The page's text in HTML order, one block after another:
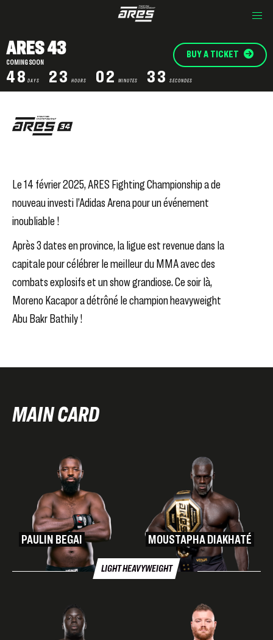
ARES 43
COMING SOON
48 DAYS 23 HOURS 02 MINUTES 33 SECONDES
BUY A TICKET
Le 14 février 2025, ARES Fighting Championship a de
nouveau investi l’Adidas Arena pour un événement
inoubliable !
Après 3 dates en province, la ligue est revenue dans la
capitale pour célébrer le meilleur du MMA avec des
combats explosifs et un show grandiose. Ce soir là,
Moreno Kacapor a détrôné le champion heavyweight
Abu Bakr Bathily !
MAIN CARD
LIGHT HEAVYWEIGHT
PAULIN BEGAI MOUSTAPHA DIAKHATÉ